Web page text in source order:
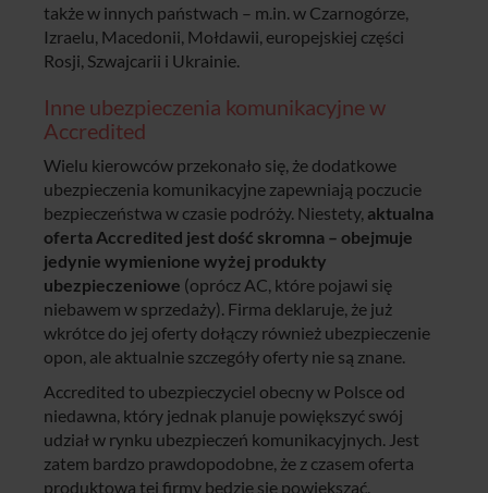
także w innych państwach – m.in. w Czarnogórze,
Izraelu, Macedonii, Mołdawii, europejskiej części
Rosji, Szwajcarii i Ukrainie.
Inne ubezpieczenia komunikacyjne w
Accredited
Wielu kierowców przekonało się, że dodatkowe
ubezpieczenia komunikacyjne zapewniają poczucie
bezpieczeństwa w czasie podróży. Niestety, aktualna
oferta Accredited jest dość skromna – obejmuje
jedynie wymienione wyżej produkty
ubezpieczeniowe (oprócz AC, które pojawi się
niebawem w sprzedaży). Firma deklaruje, że już
wkrótce do jej oferty dołączy również ubezpieczenie
opon, ale aktualnie szczegóły oferty nie są znane.
Accredited to ubezpieczyciel obecny w Polsce od
niedawna, który jednak planuje powiększyć swój
udział w rynku ubezpieczeń komunikacyjnych. Jest
zatem bardzo prawdopodobne, że z czasem oferta
produktowa tej firmy będzie się powiększać.